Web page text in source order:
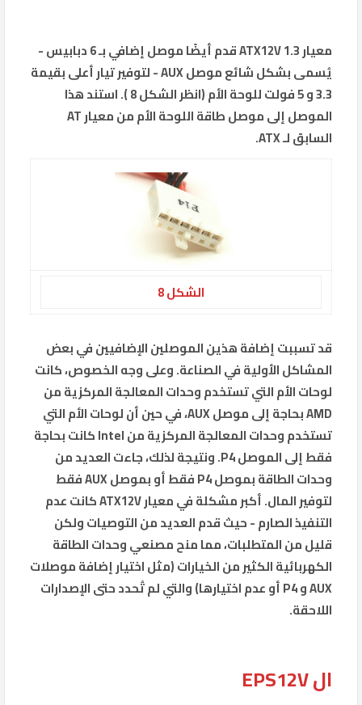
معيار ATX12V 1.3 قدم أيضًا موصل إضافي بـ 6 دبابيس -
يُسمى بشكل شائع موصل AUX - لتوفير تيار أعلى بقيمة
3.3 و 5 فولت للوحة الأم (انظر الشكل 8 ). استند هذا
الموصل إلى موصل طاقة اللوحة الأم من معيار AT
السابق لـ ATX.
الشكل 8
قد تسببت إضافة هذين الموصلين الإضافيين في بعض
المشاكل الأولية في الصناعة. وعلى وجه الخصوص، كانت
لوحات الأم التي تستخدم وحدات المعالجة المركزية من
AMD بحاجة إلى موصل AUX، في حين أن لوحات الأم التي
تستخدم وحدات المعالجة المركزية من Intel كانت بحاجة
فقط إلى الموصل P4. ونتيجة لذلك، جاءت العديد من
وحدات الطاقة بموصل P4 فقط أو بموصل AUX فقط
لتوفير المال. أكبر مشكلة في معيار ATX12V كانت عدم
التنفيذ الصارم - حيث قدم العديد من التوصيات ولكن
قليل من المتطلبات، مما منح مصنعي وحدات الطاقة
الكهربائية الكثير من الخيارات (مثل اختيار إضافة موصلات
AUX و P4 أو عدم اختيارها) والتي لم تُحدد حتى الإصدارات
اللاحقة.
ال EPS12V